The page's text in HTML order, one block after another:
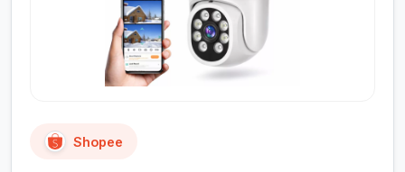
Shopee